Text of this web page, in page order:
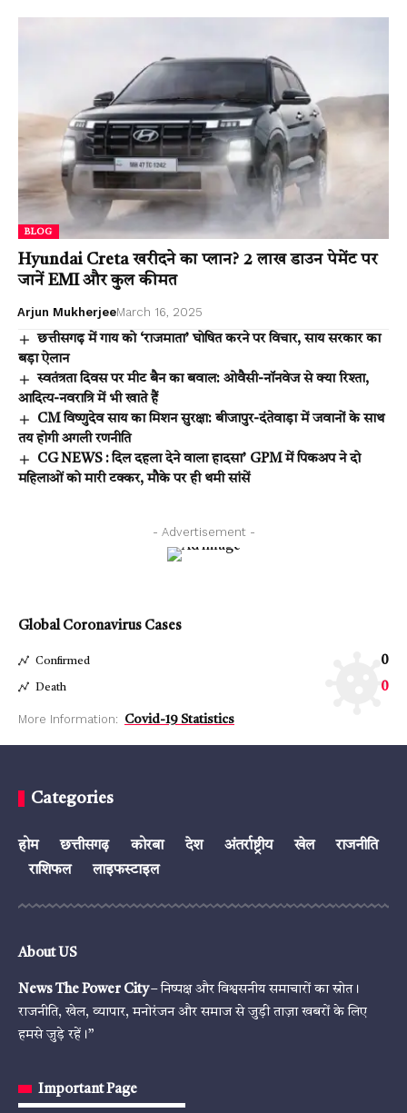
BLOG
Hyundai Creta खरीदने का प्लान? ₹2 लाख डाउन पेमेंट पर
जानें EMI और कुल कीमत
Arjun MukherjeeMarch 16, 2025
छत्तीसगढ़ में गाय को ‘राजमाता’ घोषित करने पर विचार, साय सरकार का
बड़ा ऐलान
स्वतंत्रता दिवस पर मीट बैन का बवाल: ओवैसी-नॉनवेज से क्या रिश्ता,
आदित्य-नवरात्रि में भी खाते हैं
CM विष्णुदेव साय का मिशन सुरक्षा: बीजापुर-दंतेवाड़ा में जवानों के साथ
तय होगी अगली रणनीति
CG NEWS : दिल दहला देने वाला हादसा’ GPM में पिकअप ने दो
महिलाओं को मारी टक्कर, मौके पर ही थमी सांसें
- Advertisement -
Global Coronavirus Cases
Confirmed 0
Death 0
More Information: Covid-19 Statistics
Categories
होम छत्तीसगढ़ कोरबा देश अंतर्राष्ट्रीय खेल
राजनीति
राशिफल
लाइफस्टाइल
About US
News The Power City– निष्पक्ष और विश्वसनीय समाचारों का स्रोत।
राजनीति, खेल, व्यापार, मनोरंजन और समाज से जुड़ी ताज़ा खबरों के लिए
हमसे जुड़े रहें।”
Important Page